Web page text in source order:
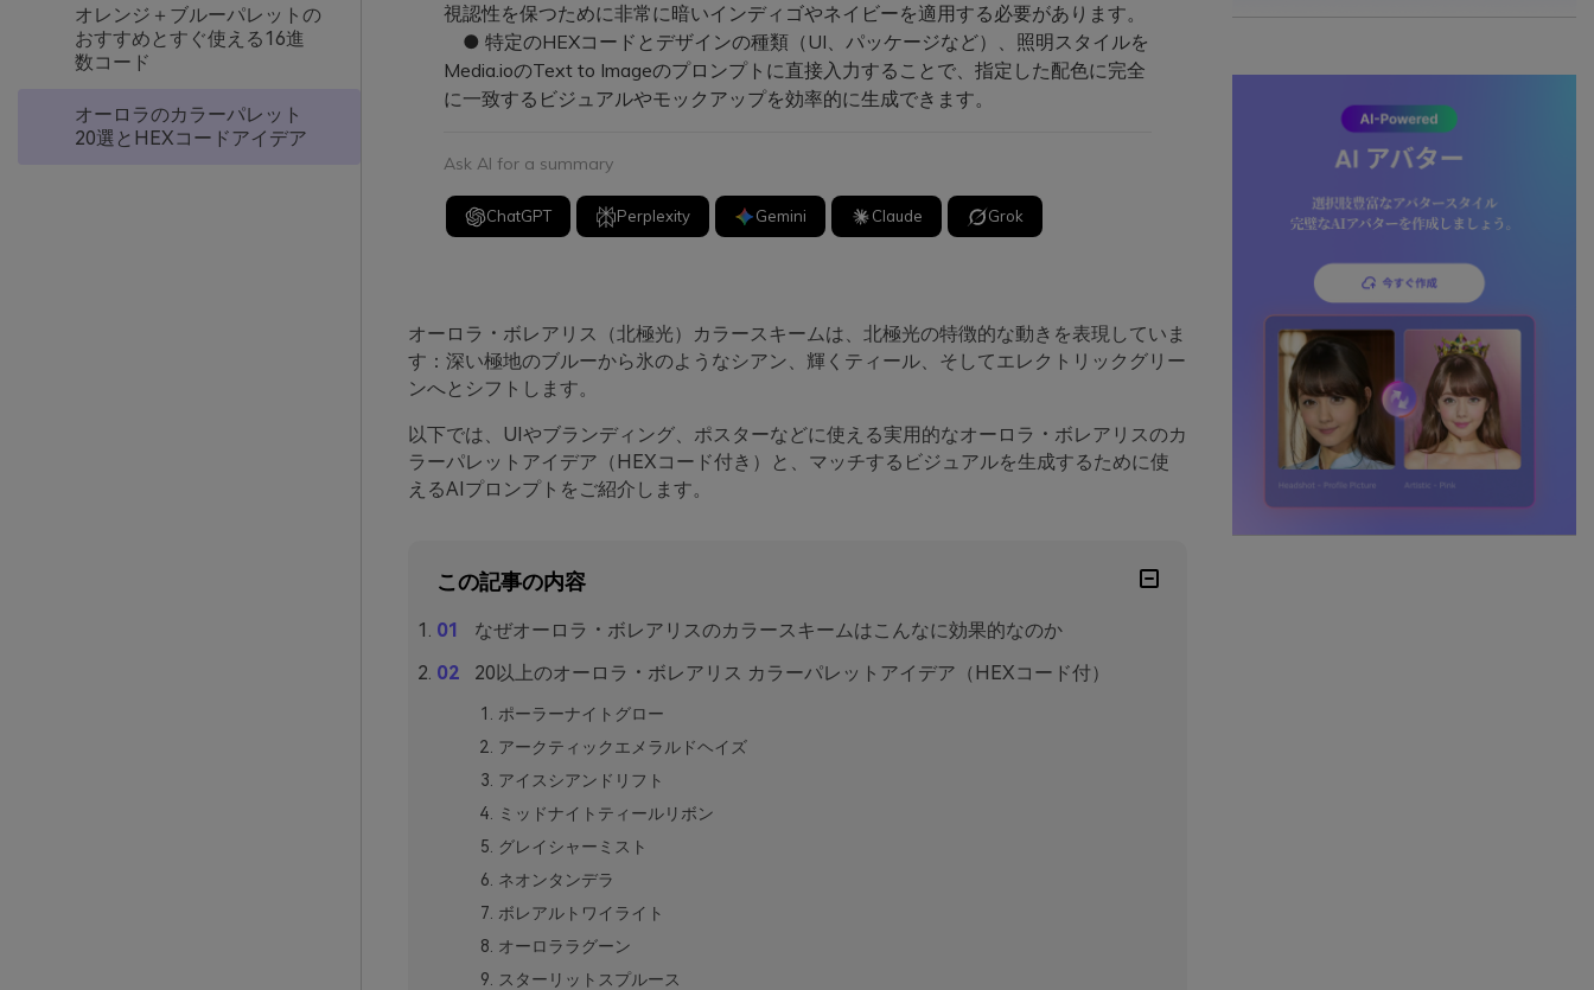
オレンジ＋ブルーパレットの
おすすめとすぐ使える16進
数コード
オーロラのカラーパレット
20選とHEXコードアイデア
視認性を保つために非常に暗いインディゴやネイビーを適用する必要があります。
● 特定のHEXコードとデザインの種類（UI、パッケージなど）、照明スタイルを
Media.ioのText to Imageのプロンプトに直接入力することで、指定した配色に完全
に一致するビジュアルやモックアップを効率的に生成できます。
Ask AI for a summary
ChatGPT Perplexity Gemini Claude Grok
オーロラ・ボレアリス（北極光）カラースキームは、北極光の特徴的な動きを表現していま
す：深い極地のブルーから氷のようなシアン、輝くティール、そしてエレクトリックグリー
ンへとシフトします。
以下では、UIやブランディング、ポスターなどに使える実用的なオーロラ・ボレアリスのカ
ラーパレットアイデア（HEXコード付き）と、マッチするビジュアルを生成するために使
えるAIプロンプトをご紹介します。
この記事の内容
なぜオーロラ・ボレアリスのカラースキームはこんなに効果的なのか
20以上のオーロラ・ボレアリス カラーパレットアイデア（HEXコード付）
ポーラーナイトグロー
アークティックエメラルドヘイズ
アイスシアンドリフト
ミッドナイトティールリボン
グレイシャーミスト
ネオンタンデラ
ボレアルトワイライト
オーロララグーン
スターリットスプルース